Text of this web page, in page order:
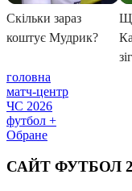
головна
матч-центр
ЧС 2026
футбол +
Обране
САЙТ ФУТБОЛ